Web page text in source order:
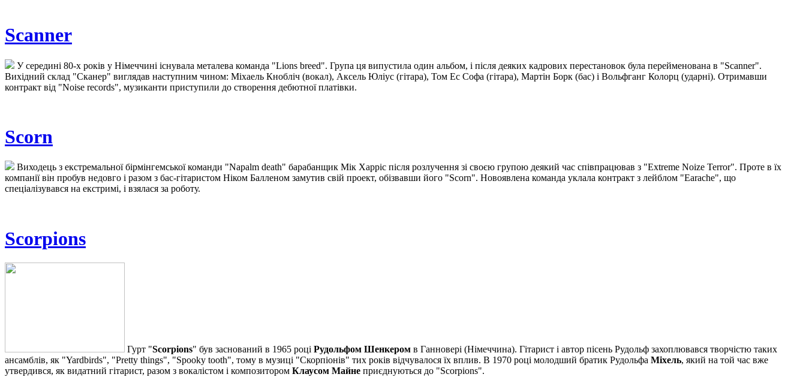
Scanner
У середині 80-х років у Німеччині існувала металева команда "Lions breed". Група ця випустила один альбом, і після деяких кадрових перестановок була перейменована в "Scanner".
Вихідний склад "Сканер" виглядав наступним чином: Міхаель Кнобліч (вокал), Аксель Юліус (гітара), Том Ес Софа (гітара), Мартін Борк (бас) і Вольфганг Колорц (ударні). Отримавши
контракт від "Noise records", музиканти приступили до створення дебютної платівки.
Scorn
Виходець з екстремальної бірмінгемської команди "Napalm death" барабанщик Мік Харріс після розлучення зі своєю групою деякий час співпрацював з "Extreme Noize Terror". Проте в їх
компанії він пробув недовго і разом з бас-гітаристом Ніком Балленом замутив свій проект, обізвавши його "Scorn". Новоявлена команда уклала контракт з лейблом "Earache", що
спеціалізувався на екстримі, і взялася за роботу.
Scorpions
Гурт "Scorpions" був заснований в 1965 році Рудольфом Шенкером в Ганновері (Німеччина). Гітарист і автор пісень Рудольф захоплювався творчістю таких
ансамблів, як "Yardbirds", "Pretty things", "Spooky tooth", тому в музиці "Скорпіонів" тих років відчувалося їх вплив. В 1970 році молодший братик Рудольфа Міхель, який на той час вже
утвердився, як видатний гітарист, разом з вокалістом і композитором Клаусом Майне приєднуються до "Scorpions".